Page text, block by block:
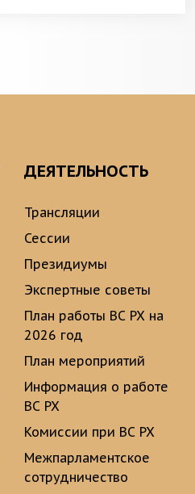
ДЕЯТЕЛЬНОСТЬ
Трансляции
Сессии
Президиумы
Экспертные советы
План работы ВС РХ на
2026 год
План мероприятий
Информация о работе
ВС РХ
Комиссии при ВС РХ
Межпарламентское
сотрудничество